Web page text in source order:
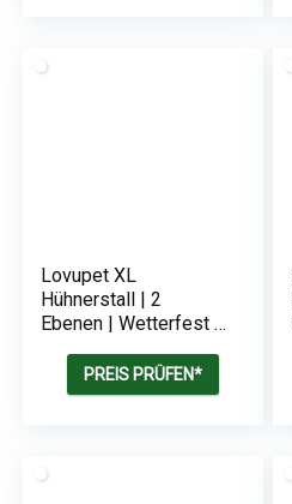
Lovupet XL
Hühnerstall | 2
Ebenen | Wetterfest |
x 120 cmPREIS PRÜFEN*